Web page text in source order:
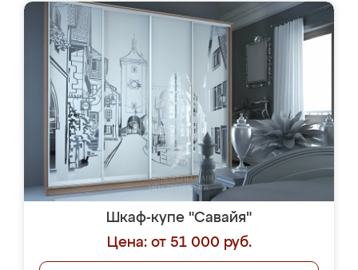
Шкаф-купе "Савайя"
Цена: от 51 000 руб.